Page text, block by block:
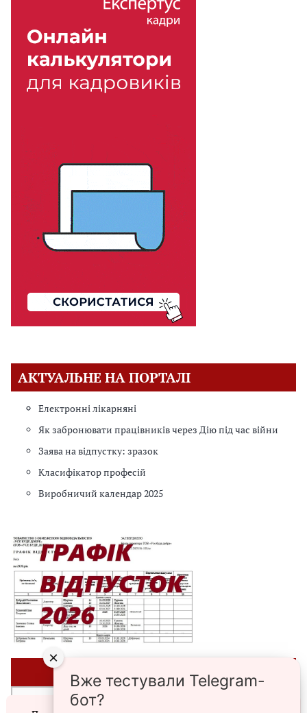
АКТУАЛЬНЕ НА ПОРТАЛІ
Електронні лікарняні
Як забронювати працівників через Дію під час війни
Заява на відпустку: зразок
Класифікатор професій
Виробничий календар 2025
⭐ЗРАЗКИ⭐
►Списки персонального військового обліку призовників,
Вже тестували Telegram-
бот?
×